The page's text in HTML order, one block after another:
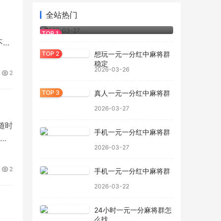
2
时
2
全站热门
正规一元一分红中麻将群哪里有
2026-03-27
想玩一元一分红中麻将群
稳定
2026-03-26
真人一元一分红中麻将群
2026-03-27
手机一元一分红中麻将群
2026-03-27
手机一元一分红中麻将群
2026-03-22
24小时一元一分麻将群怎
么找